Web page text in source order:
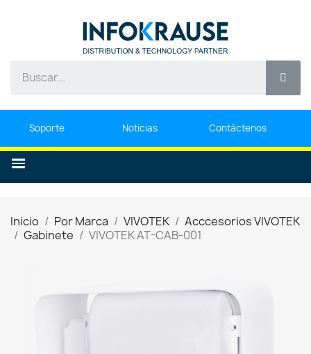
Soporte Noticias Contáctenos
Inicio Por Marca VIVOTEK
Acccesorios VIVOTEK
Gabinete
VIVOTEK AT-CAB-001